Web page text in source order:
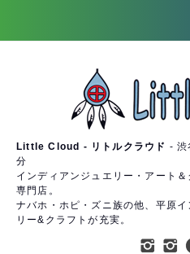
Little Cloud - リトルクラウド - 渋
分
インディアンジュエリー・アート
専門店。
ナバホ・ホピ・ズニ族の他、平原
リー&クラフトが充実。